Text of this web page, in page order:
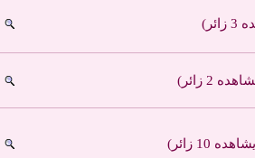
2 زائر)
10 زائر)